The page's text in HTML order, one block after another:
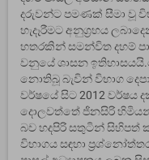
දරුවන්ට පමණක් සීමා වූ
හැදෑරීමට අනුග්‍රහය
හතරකින් සමන්විත දහම්
වනුයේ ශාසන
නොතිබූ බැවින් විභාග
වර්ෂයේ සිට 2012 වර්ෂය
දොලවත්තේ ජිනසිරි
බව හදපිරි සතුටින් සිහිපත්
විභාගය සඳහා